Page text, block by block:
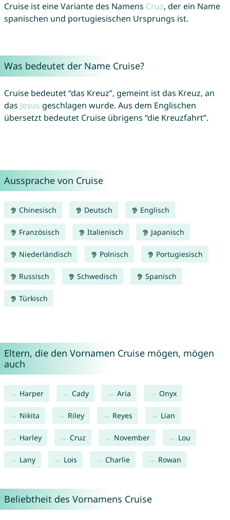
Cruise ist eine Variante des Namens Cruz, der ein Name
spanischen und portugiesischen Ursprungs ist.
Was bedeutet der Name Cruise?
Cruise bedeutet “das Kreuz”, gemeint ist das Kreuz, an
das Jesus geschlagen wurde. Aus dem Englischen
übersetzt bedeutet Cruise übrigens “die Kreuzfahrt”.
Aussprache von Cruise
Chinesisch Deutsch Englisch
Französisch Italienisch Japanisch
Niederländisch Polnisch Portugiesisch
Russisch Schwedisch Spanisch
Türkisch
Eltern, die den Vornamen Cruise mögen, mögen
auch
Harper Cady Aria Onyx
Nikita Riley Reyes Lian
Harley Cruz November Lou
Lany Lois Charlie Rowan
Beliebtheit des Vornamens Cruise